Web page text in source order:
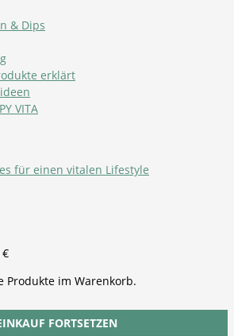
& Dips
erklärt
VITA
€
Produkte im Warenkorb.
FORTSETZEN